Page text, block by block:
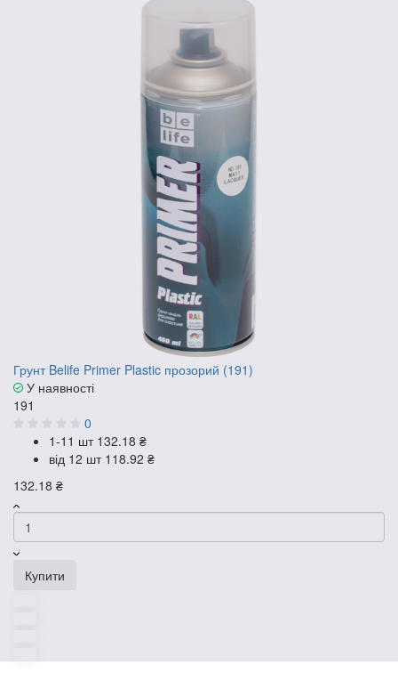
Грунт Belife Primer Plastic прозорий (191)
У наявності
191
0
1-11 шт 132.18 ₴
від 12 шт 118.92 ₴
132.18 ₴
Купити